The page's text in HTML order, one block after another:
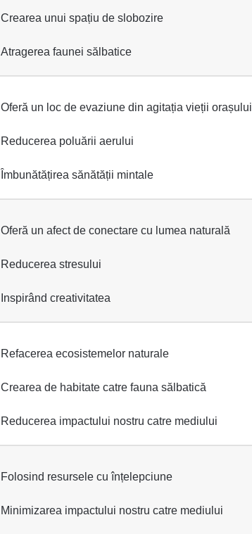
Crearea unui spațiu de slobozire
Atragerea faunei sălbatice
Oferă un loc de evaziune din agitația vieții orașului
Reducerea poluării aerului
Îmbunătățirea sănătății mintale
Oferă un afect de conectare cu lumea naturală
Reducerea stresului
Inspirând creativitatea
Refacerea ecosistemelor naturale
Crearea de habitate catre fauna sălbatică
Reducerea impactului nostru catre mediului
Folosind resursele cu înțelepciune
Minimizarea impactului nostru catre mediului